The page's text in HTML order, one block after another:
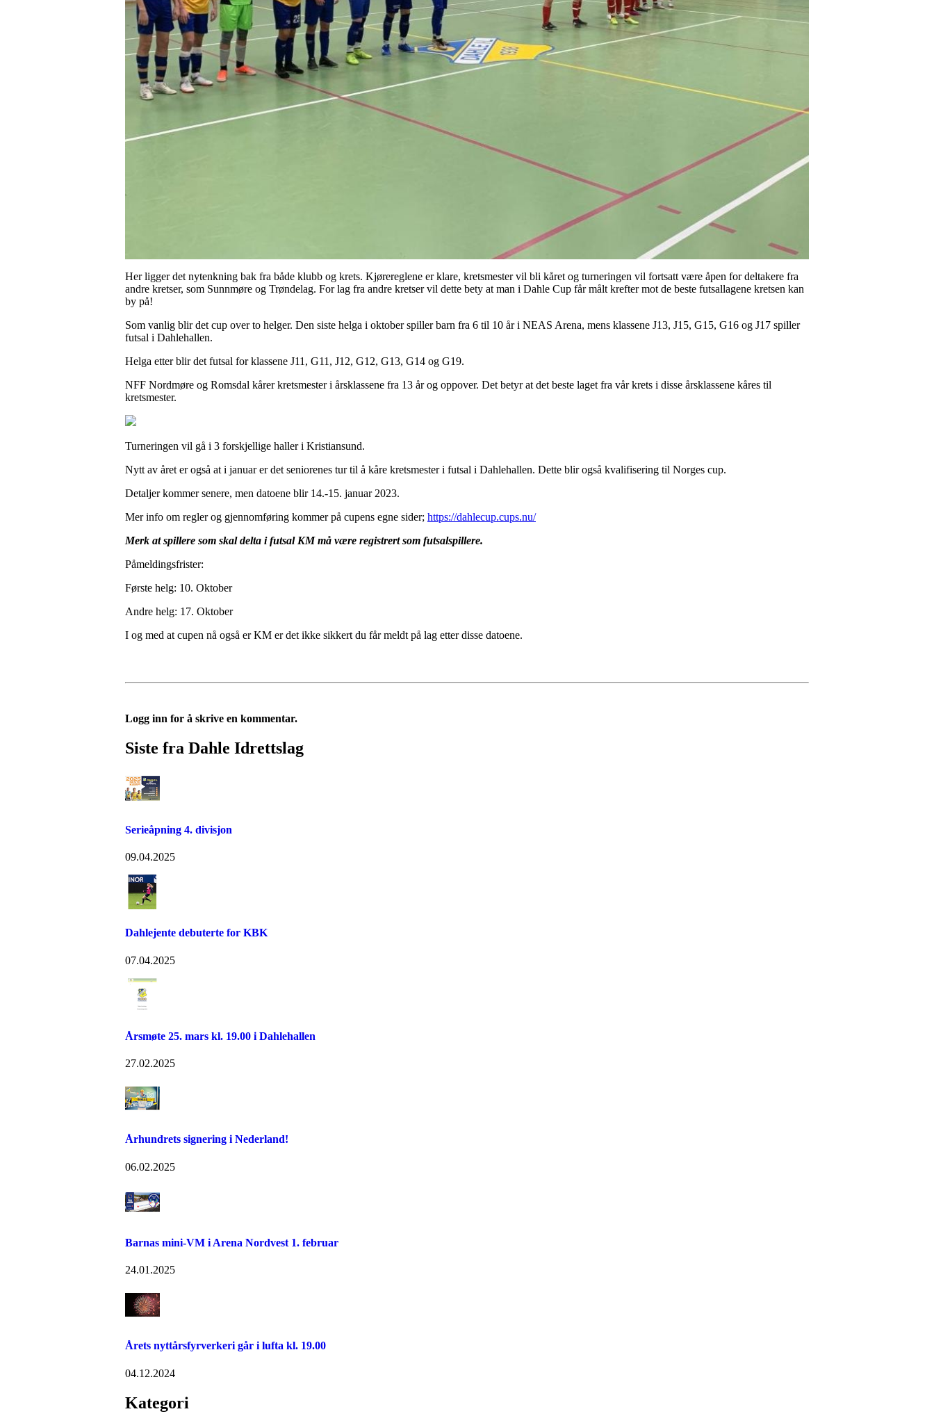
Her ligger det nytenkning bak fra både klubb og krets. Kjørereglene er klare, kretsmester vil bli kåret og turneringen vil fortsatt være åpen for deltakere fra
andre kretser, som Sunnmøre og Trøndelag. For lag fra andre kretser vil dette bety at man i Dahle Cup får målt krefter mot de beste futsallagene kretsen kan
by på!
Som vanlig blir det cup over to helger. Den siste helga i oktober spiller barn fra 6 til 10 år i NEAS Arena, mens klassene J13, J15, G15, G16 og J17 spiller
futsal i Dahlehallen.
Helga etter blir det futsal for klassene J11, G11, J12, G12, G13, G14 og G19.
NFF Nordmøre og Romsdal kårer kretsmester i årsklassene fra 13 år og oppover. Det betyr at det beste laget fra vår krets i disse årsklassene kåres til
kretsmester.
Turneringen vil gå i 3 forskjellige haller i Kristiansund.
Nytt av året er også at i januar er det seniorenes tur til å kåre kretsmester i futsal i Dahlehallen. Dette blir også kvalifisering til Norges cup.
Detaljer kommer senere, men datoene blir 14.-15. januar 2023.
Mer info om regler og gjennomføring kommer på cupens egne sider; https://dahlecup.cups.nu/
Merk at spillere som skal delta i futsal KM må være registrert som futsalspillere.
Påmeldingsfrister:
Første helg: 10. Oktober
Andre helg: 17. Oktober
I og med at cupen nå også er KM er det ikke sikkert du får meldt på lag etter disse datoene.
Logg inn for å skrive en kommentar.
Siste fra Dahle Idrettslag
Serieåpning 4. divisjon
09.04.2025
Dahlejente debuterte for KBK
07.04.2025
Årsmøte 25. mars kl. 19.00 i Dahlehallen
27.02.2025
Århundrets signering i Nederland!
06.02.2025
Barnas mini-VM i Arena Nordvest 1. februar
24.01.2025
Årets nyttårsfyrverkeri går i lufta kl. 19.00
04.12.2024
Kategori